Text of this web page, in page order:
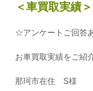
＜車買取実績
☆アンケートご回答
お車買取実績をご紹
那珂市在住 S様